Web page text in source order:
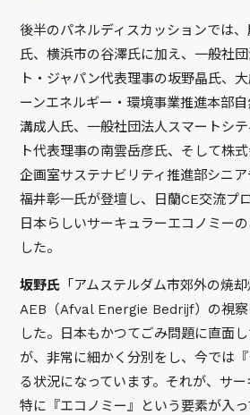
後半のパネルディスカッションでは
氏、横浜市の谷澤氏に加え、一般社
ト・ジャパン代表理事の坂野晶氏、
ーンエネルギー・環境事業推進本部
溝成人氏、一般社団法人スマートシ
ト代表理事の南雲岳彦氏、そして株
企画室サステナビリティ推進部シニ
福井彰一氏が登壇し、日蘭CE交流プ
日本らしいサーキュラーエコノミー
した。
坂野氏 「アムステルダム市郊外の焼却
AEB（Afval Energie Bedrijf）の視察
した。日本もかつてごみ問題に直面
が、非常に細かく分別をし、今では
る状況になっています。それが、サー
特に『エコノミー』という要素が入